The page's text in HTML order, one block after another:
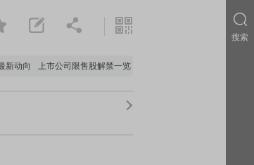
向 上市公司限售股解禁一览 昨日涨停
搜索